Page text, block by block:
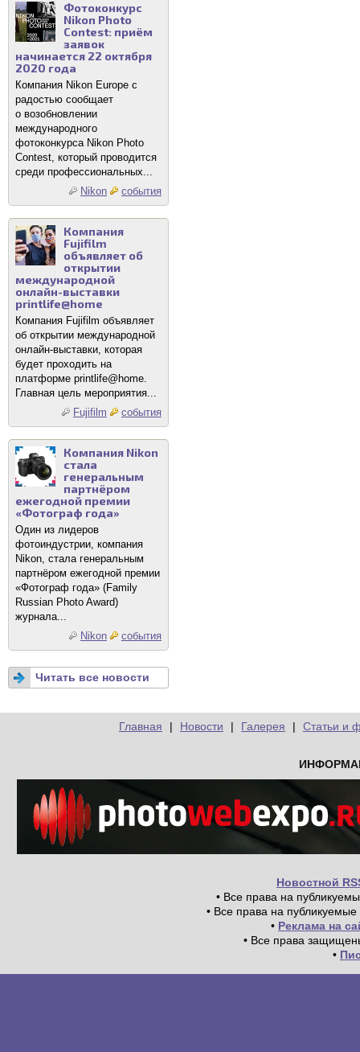
Фотоконкурс
Nikon Photo
Contest: приём
заявок
начинается 22 октября
2020 года
Компания Nikon Europe с
радостью сообщает
о возобновлении
международного
фотоконкурса Nikon Photo
Contest, который проводится
среди профессиональных...
Nikon
события
Компания
Fujifilm
объявляет об
открытии
международной
онлайн-выставки
printlife@home
Компания Fujifilm объявляет
об открытии международной
онлайн-выставки, которая
будет проходить на
платформе printlife@home.
Главная цель мероприятия...
Fujifilm
события
Компания Nikon
стала
генеральным
партнёром
ежегодной премии
«Фотограф года»
Один из лидеров
фотоиндустрии, компания
Nikon, стала генеральным
партнёром ежегодной премии
«Фотограф года» (Family
Russian Photo Award)
журнала...
Nikon
события
Читать все новости
Главная | Новости | Галерея | Статьи и
Новостной
• Все права на
• Все права на
• Реклама на
• Все права
•